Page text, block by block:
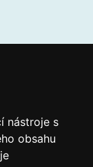
nástroje s
obsahu